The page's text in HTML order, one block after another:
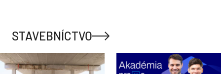
STAVEBNÍCTVO